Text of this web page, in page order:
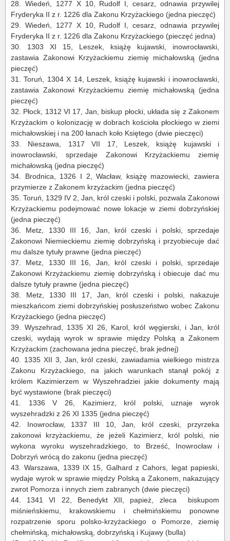
28. Wiedeń, 1277 X 10, Rudolf I, cesarz, odnawia przywilej
Fryderyka II z r. 1226 dla Zakonu Krzyżackiego (jedna pieczęć)
29. Wiedeń, 1277 X 10, Rudolf I, cesarz, odnawia przywilej
Fryderyka II z r. 1226 dla Zakonu Krzyżackiego (pieczęć jedna)
30. 1303 XI 15, Leszek, książę kujawski, inowrocławski,
zastawia Zakonowi Krzyżackiemu ziemię michałowską (jedna
pieczęć)
31.Toruń, 1304 X 14, Leszek, książę kujawski i inowrocławski,
zastawia Zakonowi Krzyżackiemu ziemię michałowską (jedna
pieczęć)
32. Płock, 1312 VI 17, Jan, biskup płocki, układa się z Zakonem
Krzyżackim o kolonizację w dobrach kościoła płockiego w ziemi
michałowskiej i na 200 łanach koło Księtego (dwie pieczęci)
33. Nieszawa, 1317 VII 17, Leszek, książę kujawski i
inowrocławski, sprzedaje Zakonowi Krzyżackiemu ziemię
michałowską (jedna pieczęć)
34. Brodnica, 1326 I 2, Wacław, książę mazowiecki, zawiera
przymierze z Zakonem krzyżackim (jedna pieczęć)
35. Toruń, 1329 IV 2, Jan, król czeski i polski, pozwala Zakonowi
Krzyżackiemu podejmować nowe lokacje w ziemi dobrzyńskiej
(jedna pieczęć)
36. Metz, 1330 III 16, Jan, król czeski i polski, sprzedaje
Zakonowi Niemieckiemu ziemię dobrzyńską i przyobiecuje dać
mu dalsze tytuły prawne (jedna pieczęć)
37. Metz, 1330 III 16, Jan, król czeski i polski, sprzedaje
Zakonowi Krzyżackiemu ziemię dobrzyńską i obiecuje dać mu
dalsze tytuły prawne (jedna pieczęć)
38. Metz, 1330 III 17, Jan, król czeski i polski, nakazuje
mieszkańcom ziemi dobrzyńskiej posłuszeństwo wobec Zakonu
Krzyżackiego (jedna pieczęć)
39. Wyszehrad , 1335 XI 26, Karol, król węgierski, i Jan, król
czeski, wydają wyrok w sprawie między Polską a Zakonem
Krzyżackim (zachowana jedna pieczęć, brak jednej)
40. 1335 XII 3, Jan, król czeski, zawiadamia wielkiego mistrza
Zakonu Krzyżackiego, na jakich warunkach stanął pokój z
królem Kazimierzem w Wyszehradziei jakie dokumenty mają
być wystawione (brak pieczęci)
41. 1336 V 26, Kazimierz, król polski, uznaje wyrok
wyszehradzki z 26 XI 1335 (jedna pieczęć)
42. Inowrocław, 1337 III 10, Jan, król czeski, przyrzeka
zakonowi krzyżackiemu, że jeżeli Kazimierz, król polski, nie
wykona wyroku wyszehradzkiego, to Brześć, Inowrocław i
Dobrzyń wrócą do zakonu (jedna pieczęć)
43.Warszawa, 1339 IX 15, Galhard zCahors , legat papieski,
wydaje wyrok w sprawie między Polską a Zakonem, nakazujący
zwrot Pomorza i innych ziem zabranych (dwie pieczęci)
44. 1341 VI 22, Benedykt XII, papież, zleca biskupom
miśnieńskiemu, krakowskiemu i chełmińskiemu ponowne
rozpatrzenie sporu polsko-krzyżackiego o Pomorze, ziemię
chełmińską, michałowską, dobrzyńską i Kujawy (bulla)